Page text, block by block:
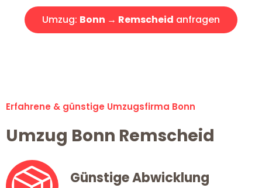
Umzug: Bonn → Remscheid anfragen
Erfahrene & günstige Umzugsfirma Bonn
Umzug Bonn Remscheid
Günstige Abwicklung